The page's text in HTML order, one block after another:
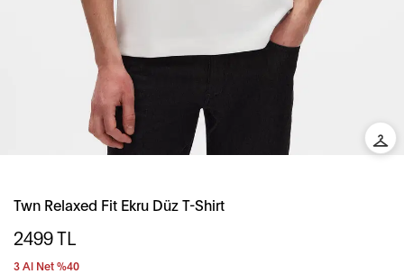
Twn Relaxed Fit Ekru Düz T-Shirt
2499TL
3 Al Net %40